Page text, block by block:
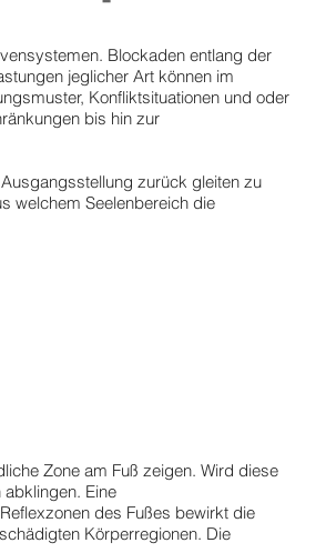
Blockaden entlang der
jeglicher Art können im
Konfliktsituationen und oder
bis hin zur
zurück gleiten zu
welchem Seelenbereich die
Zone am Fuß zeigen. Wird diese
Eine
des Fußes bewirkt die
Körperregionen. Die